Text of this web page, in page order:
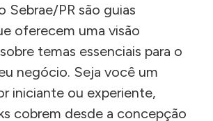
Sebrae/PR são guias
oferecem uma visão
temas essenciais para o
negócio. Seja você um
iniciante ou experiente,
cobrem desde a concepção